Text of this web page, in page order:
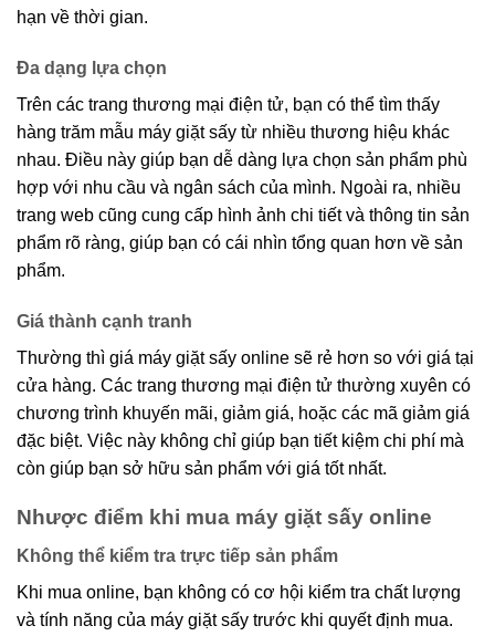
hạn về thời gian.
Đa dạng lựa chọn
Trên các trang thương mại điện tử, bạn có thể tìm thấy
hàng trăm mẫu máy giặt sấy từ nhiều thương hiệu khác
nhau. Điều này giúp bạn dễ dàng lựa chọn sản phẩm phù
hợp với nhu cầu và ngân sách của mình. Ngoài ra, nhiều
trang web cũng cung cấp hình ảnh chi tiết và thông tin sản
phẩm rõ ràng, giúp bạn có cái nhìn tổng quan hơn về sản
phẩm.
Giá thành cạnh tranh
Thường thì giá máy giặt sấy online sẽ rẻ hơn so với giá tại
cửa hàng. Các trang thương mại điện tử thường xuyên có
chương trình khuyến mãi, giảm giá, hoặc các mã giảm giá
đặc biệt. Việc này không chỉ giúp bạn tiết kiệm chi phí mà
còn giúp bạn sở hữu sản phẩm với giá tốt nhất.
Nhược điểm khi mua máy giặt sấy online
Không thể kiểm tra trực tiếp sản phẩm
Khi mua online, bạn không có cơ hội kiểm tra chất lượng
và tính năng của máy giặt sấy trước khi quyết định mua.